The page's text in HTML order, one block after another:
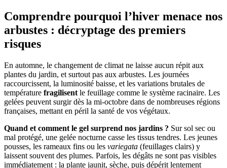
Comprendre pourquoi l’hiver menace nos
arbustes : décryptage des premiers
risques
En automne, le changement de climat ne laisse aucun répit aux
plantes du jardin, et surtout pas aux arbustes. Les journées
raccourcissent, la luminosité baisse, et les variations brutales de
température fragilisent le feuillage comme le système racinaire. Les
gelées peuvent surgir dès la mi-octobre dans de nombreuses régions
françaises, mettant en péril la santé de vos végétaux.
Quand et comment le gel surprend nos jardins ? Sur sol sec ou
mal protégé, une gelée nocturne casse les tissus tendres. Les jeunes
pousses, les rameaux fins ou les variegata (feuillages clairs) y
laissent souvent des plumes. Parfois, les dégâts ne sont pas visibles
immédiatement : la plante jaunit, sèche, puis dépérit lentement